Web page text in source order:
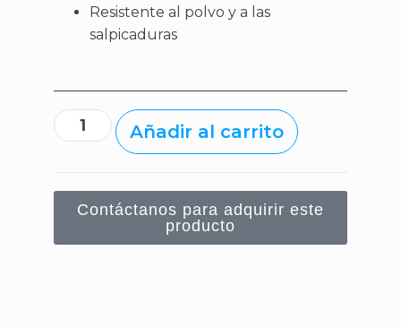
Resistente al polvo y a las
salpicaduras
Añadir al carrito
Contáctanos para adquirir este
producto